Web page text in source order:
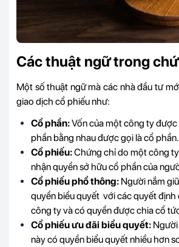
Các thuật ngữ trong
Một số thuật ngữ mà các nhà đầu tư
giao dịch cổ phiếu như:
Cổ phần:Vốn của một công ty
phần bằng nhau được gọi là cổ phần.
Cổ phiếu:Chứng chỉ do một công
nhận quyền sở hữu cổ phần của
Cổ phiếu phổ thông: Người nắm
quyền biểu quyết với các quyết định
công ty và có quyền được chia cổ
Cổ phiếu ưu đãi biểu quyết:
này có quyền biểu quyết nhiều hơn